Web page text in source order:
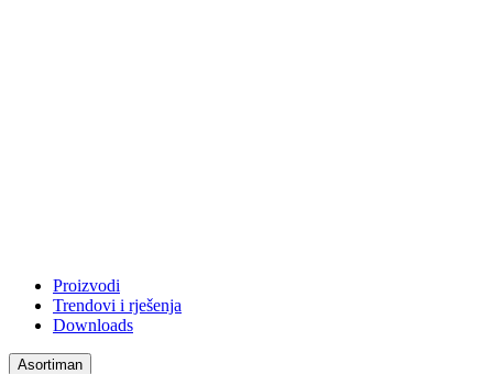
Proizvodi
Trendovi i rješenja
Downloads
Asortiman